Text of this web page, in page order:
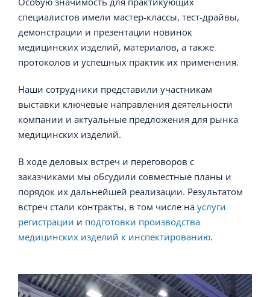
специалистов имели мастер-классы, тест-драйвы,
демонстрации и презентации новинок
медицинских изделий, материалов, а также
протоколов и успешных практик их применения.
Наши сотрудники представили участникам
выставки ключевые направления деятельности
компании и актуальные предложения для рынка
медицинских изделий.
В ходе деловых встреч и переговоров с
заказчиками мы обсудили совместные планы и
порядок их дальнейшей реализации. Результатом
встреч стали контракты, в том числе на услуги
регистрации и подготовки производства
медицинских изделий к инспектированию.